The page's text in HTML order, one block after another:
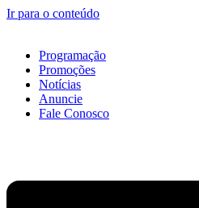
Ir para o conteúdo
Programação
Promoções
Notícias
Anuncie
Fale Conosco